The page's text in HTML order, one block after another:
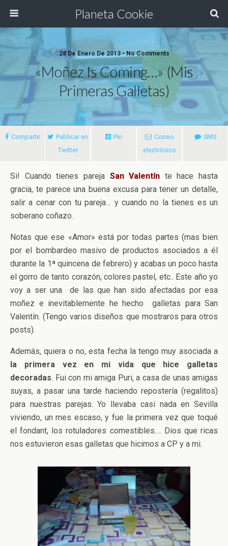
Planeta Cookie
28 De Enero De 2013 • No Comments
«Moñez Is Coming…» (mis
Primeras Galletas)
Compartir
Publicar en
Twitter
Pin
Correo
electrónico
SMS
Si! Cuando tienes pareja San Valentín te hace hasta
gracia, te parece una buena excusa para tener un detalle,
salir a cenar con tu pareja… y cuando no la tienes es un
soberano coñazo.
Notas que ese «Amor» está por todas partes (mas bien
por el bombardeo masivo de productos asociados a él
durante la 1ª quincena de febrero) y acabas un poco hasta
el gorro de tanto corazón, colores pastel, etc.. Este año yo
voy a ser una de las que han sido afectadas por esa
moñez e inevitablemente he hecho galletas para San
Valentín. (Tengo varios diseños que mostraros para otros
posts).
Además, quiera o no, esta fecha la tengo muy asociada a
la primera vez en mi vida que hice galletas
decoradas. Fui con mi amiga Puri, a casa de unas amigas
suyas, a pasar una tarde haciendo repostería (regalitos)
para nuestras parejas. Yo llevaba casi nada en Sevilla
viviendo, un mes escaso, y fue la primera vez que toqué
el fondant, los rotuladores comestibles…. Dios que ricas
nos estuvieron esas galletas que hicimos a CP y a mi.